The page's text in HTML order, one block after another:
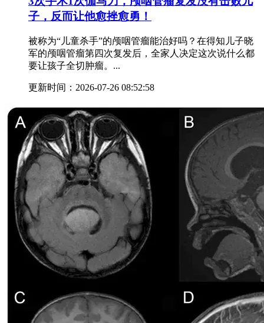
子，反而让他愈挫愈勇！
被称为“儿童杀手”的颅咽管瘤能治好吗？在得知儿子晓
军的颅咽管瘤第四次复发后，全家人决定这次说什么都
要让孩子全切肿瘤。...
更新时间：2026-07-26 08:52:58